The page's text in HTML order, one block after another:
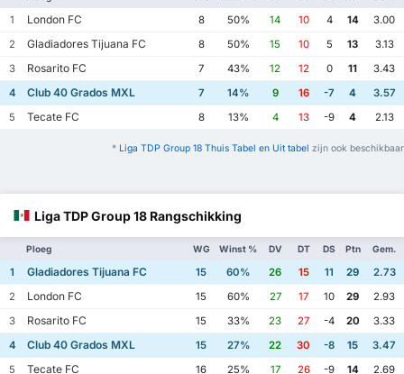
1 London FC 8 50% 14 10 4 14
3.00
2
Gladiadores Tijuana FC 8 50% 15 10 5 13
3.13
3
Rosarito FC 7 43% 12 12 0 11
3.43
4
Club 40 Grados MXL 7 14% 9 16 -7 4
3.57
5
Tecate FC 8 13% 4 13 -9 4 2.13
* Liga TDP Group 18 Thuis Tabel en Uit tabel zijn ook beschikbaar
Liga TDP Group 18 Rangschikking
Ploeg WG Winst % DV DT DS Ptn Gem.
1 Gladiadores Tijuana FC 15 60% 26 15 11 29
2.73
2
London FC 15 60% 27 17 10 29
2.93
3
Rosarito FC 15 33% 23 27 -4 20
3.33
4
Club 40 Grados MXL 15 27% 22 30 -8 15
3.47
5
Tecate FC 16 25% 17 26 -9 14 2.69